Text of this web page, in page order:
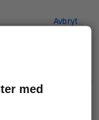
Avbryt
bättre mot
med